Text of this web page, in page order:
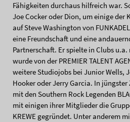
Fähigkeiten durchaus hilfreich war.
Joe Cocker oder Dion, um einige der
auf Steve Washington von
eine Freundschaft und eine
Partnerschaft. Er spielte in Clubs u.a.
wurde von der PREMIER TALENT
weitere Studiojobs bei Junior Wells,
Hooker oder Jerry Garcia. In
mit den Southern Rock Legenden
mit einigen ihrer Mitglieder die
KREWE gegründet. Unter anderem